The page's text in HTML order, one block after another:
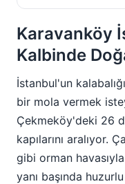
Karavanköy
Kalbinde
İstanbul'un
bir mola vermek
Çekmeköy'deki 26
kapılarını aralıyor.
gibi orman
yanı başında